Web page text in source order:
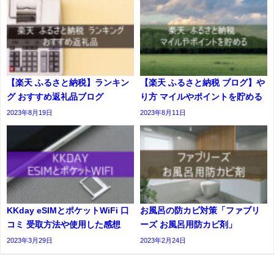
【楽天 ふるさと納税】ランキン
グ おすすめ返礼品ブログ
2023年8月19日
【楽天 ふるさと納税 ブログ】や
り方 マイルやポイントを貯める
2023年8月11日
KKday eSIMとポケットWiFi 口
コミ 受取方法や使用した感想
2023年3月29日
お風呂の防カビ対策「ファブリ
ーズ お風呂用防カビ剤」
2023年2月24日